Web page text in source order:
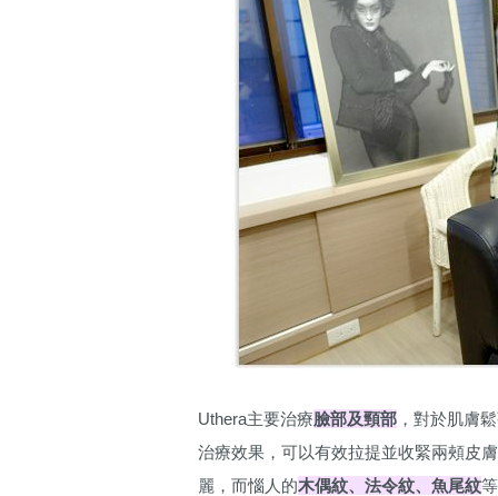
Uthera主要治療臉部及頸部 ，對於肌膚
治療效果，可以有效拉提並收緊兩頰皮
麗，而惱人的木偶紋、法令紋、魚尾紋